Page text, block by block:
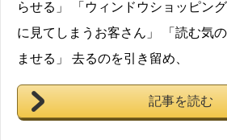
らせる」 「ウィンドウショッピン
に見てしまうお客さん」 「読む気
ませる」 去るのを引き留め、
記事を読む